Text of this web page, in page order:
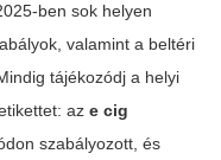
ben sok helyen
valamint a beltéri
tájékozódj a helyi
az e cig
szabályozott, és